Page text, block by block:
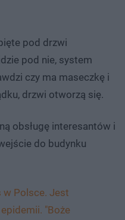
pod drzwi
pod nie, system
czy ma maseczkę i
drzwi otworzą się.
obsługę interesantów i
do budynku
w Polsce. Jest
"Boże